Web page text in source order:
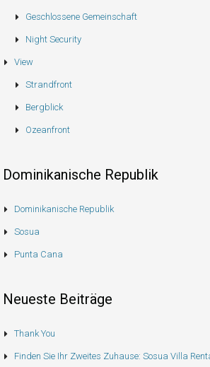
Geschlossene Gemeinschaft
Night Security
View
Strandfront
Bergblick
Ozeanfront
Dominikanische Republik
Dominikanische Republik
Sosua
Punta Cana
Neueste Beiträge
Thank You
Finden Sie Ihr Zweites Zuhause: Sosua Villa